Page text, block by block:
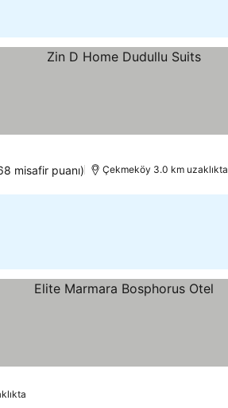
misafir puanı) Çekmeköy 3.0 km uzaklıkta